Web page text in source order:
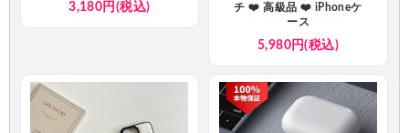
3,180円(税込)
チ ❤️ 高級品 ❤️ iPhoneケ
ース
5,980円(税込)